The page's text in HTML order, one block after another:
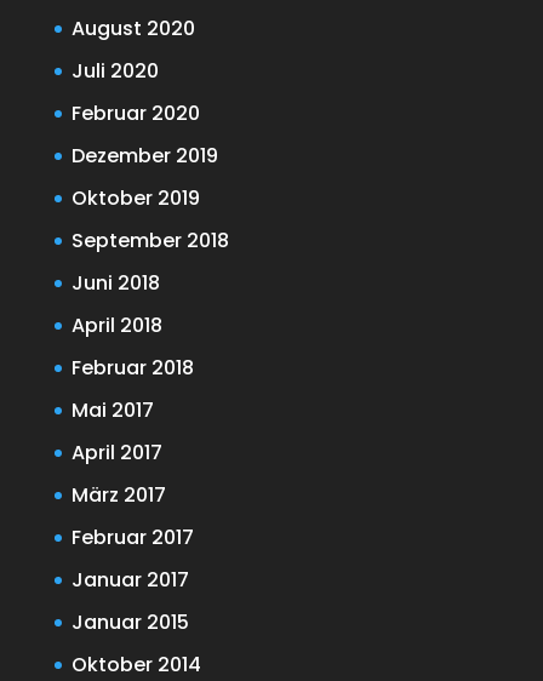
August 2020
Juli 2020
Februar 2020
Dezember 2019
Oktober 2019
September 2018
Juni 2018
April 2018
Februar 2018
Mai 2017
April 2017
März 2017
Februar 2017
Januar 2017
Januar 2015
Oktober 2014